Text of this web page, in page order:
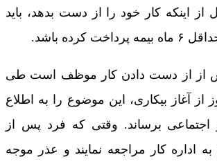
از اینکه کار خود را از دست بدهد، باید
کرده باشد.
از از دست دادن کار موظف است طی
زمان ۳۰ روز از آغاز بیکاری، این موضوع را به اطلاع
اجتماعی برساند. وقتی که فرد پس از
اداره کار مراجعه نمایند و عذر موجه